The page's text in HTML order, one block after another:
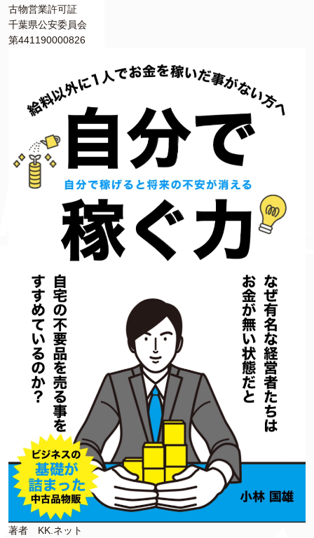
古物営業許可証
千葉県公安委員会
第441190000826
著者 KK.ネット